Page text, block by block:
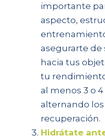
importante
aspecto,
asegurarte
hacia tus
tu
al menos 3 o
alternando
recuperación.
Hidrátate